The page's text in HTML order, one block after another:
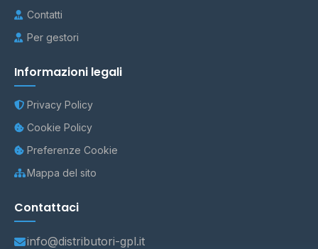
Contatti
Per gestori
Informazioni legali
Privacy Policy
Cookie Policy
Preferenze Cookie
Mappa del sito
Contattaci
info@distributori-gpl.it